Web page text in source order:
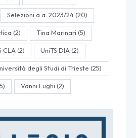
Selezioni a.a. 2023/24(20)
(2) Tina Marinari (5)
CLA (2) UniTS DIA (2)
degli Studi di Trieste (25)
Vanni Lughi (2)